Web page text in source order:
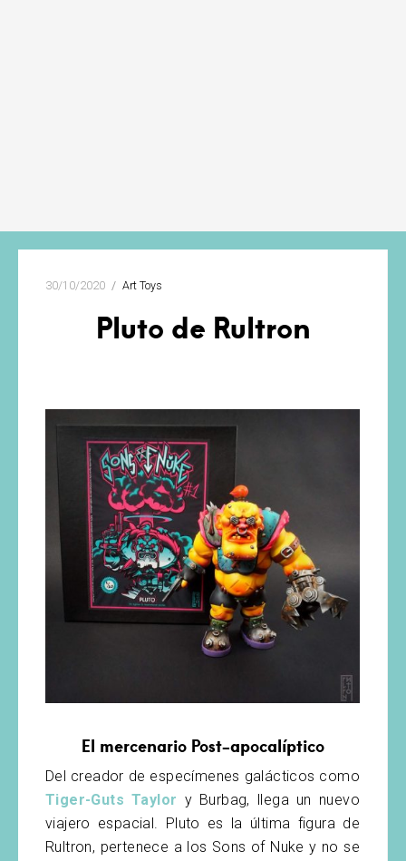
30/10/2020 Art Toys
Pluto de Rultron
El mercenario Post-apocalíptico
Del creador de especímenes galácticos como
Tiger-Guts Taylor y Burbag, llega un nuevo
viajero espacial. Pluto es la última figura de
Rultron, pertenece a los Sons of Nuke y no se